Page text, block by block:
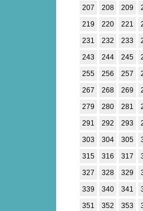
207
208 209
219
220 221
231
232 233
243
244 245
255
256 257
267
268 269
279
280 281
291
292 293
303
304 305
315
316 317
327
328 329
339
340 341
351
352 353